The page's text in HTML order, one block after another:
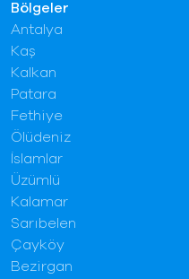
Bölgeler
Antalya
Kaş
Kalkan
Patara
Fethiye
Ölüdeniz
İslamlar
Üzümlü
Kalamar
Sarıbelen
Çayköy
Bezirgan